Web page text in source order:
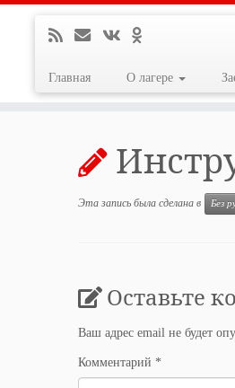
Главная О лагере
Эта запись была сделана в Без
Оставьте
Ваш адрес email не будет
Комментарий *